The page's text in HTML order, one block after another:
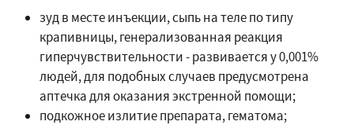
зуд в месте инъекции, сыпь на теле по типу
крапивницы, генерализованная реакция
гиперчувствительности - развивается у 0,001%
людей, для подобных случаев предусмотрена
аптечка для оказания экстренной помощи;
подкожное излитие препарата, гематома;